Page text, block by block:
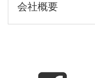
会社概要